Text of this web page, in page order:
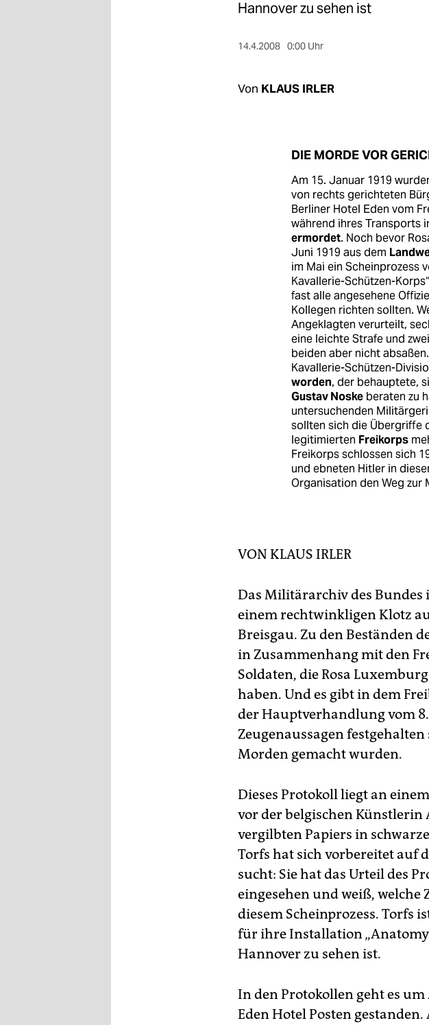
Hannover zu sehen ist
14.4.2008 0:00 Uhr
Von KLAUS IRLER
DIE MORDE VOR
Am 15. Januar 1919
von rechts gerichteten
Berliner Hotel Eden vom
während ihres Transports
ermordet. Noch bevor
Juni 1919 aus dem
im Mai ein Scheinprozess
Kavallerie-Schützen-
fast alle angesehene
Kollegen richten sollten.
Angeklagten verurteilt,
eine leichte Strafe und
beiden aber nicht
Kavallerie-Schützen-
worden, der behauptete,
Gustav Noskeberaten zu
untersuchenden
sollten sich die Übergriffe
legitimierten Freikorps
Freikorps schlossen sich
und ebneten Hitler in
Organisation den Weg zur
VON KLAUS IRLER
Das Militärarchiv des
einem rechtwinkligen Klotz
Breisgau. Zu den Beständen
in Zusammenhang mit den
Soldaten, die Rosa
haben. Und es gibt in dem
der Hauptverhandlung vom 8.
Zeugenaussagen
Morden gemacht wurden.
Dieses Protokoll liegt an
vor der belgischen Künstlerin
vergilbten Papiers in
Torfs hat sich vorbereitet auf
sucht: Sie hat das Urteil des
eingesehen und weiß,
diesem Scheinprozess. Torfs
für ihre Installation
Hannover zu sehen ist.
In den Protokollen geht es um
Eden Hotel Posten